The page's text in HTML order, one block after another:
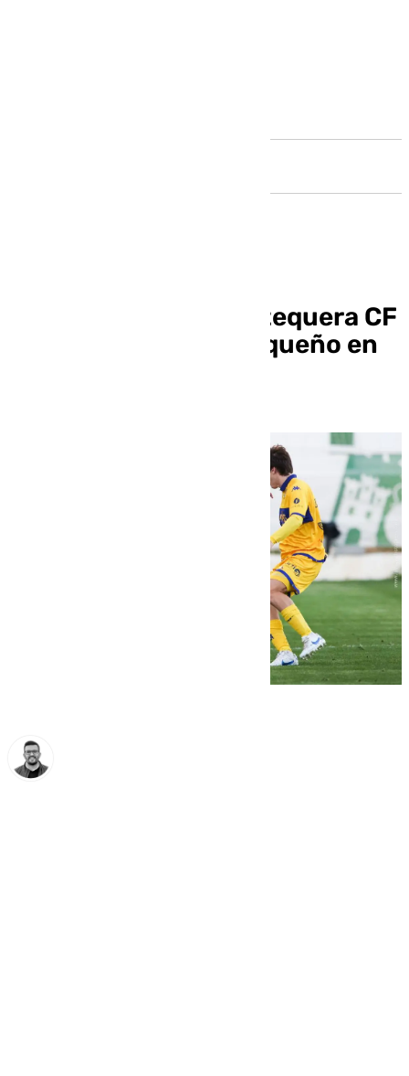
Derbi andaluz del Antequera CF
con el Atlético Sanluqueño en